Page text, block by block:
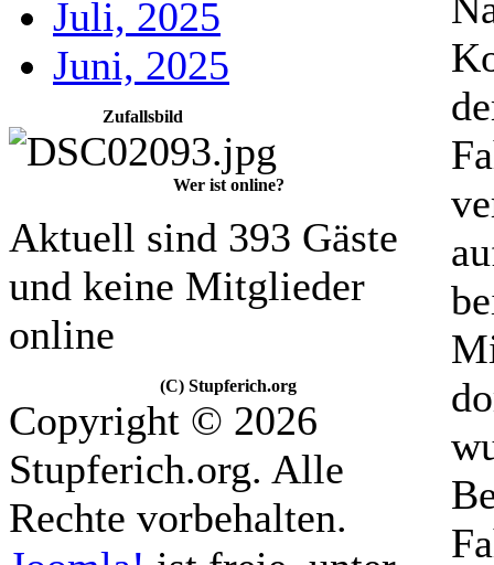
Juli, 2025
Juni, 2025
Zufallsbild
Wer ist online?
Aktuell sind 393 Gäste
und keine Mitglieder
online
(C) Stupferich.org
Copyright © 2026
Stupferich.org. Alle
Rechte vorbehalten.